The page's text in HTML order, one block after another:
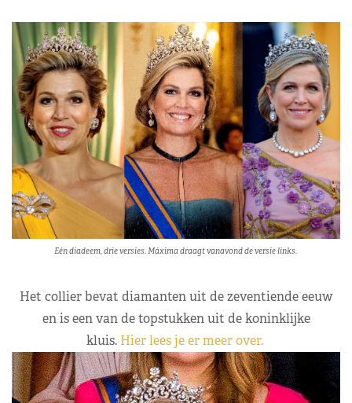
Eén diadeem, drie versies. Máxima draagt vanavond de versie links.
Het collier bevat diamanten uit de zeventiende eeuw
en is een van de topstukken uit de koninklijke
kluis. Hier lees je er meer over.